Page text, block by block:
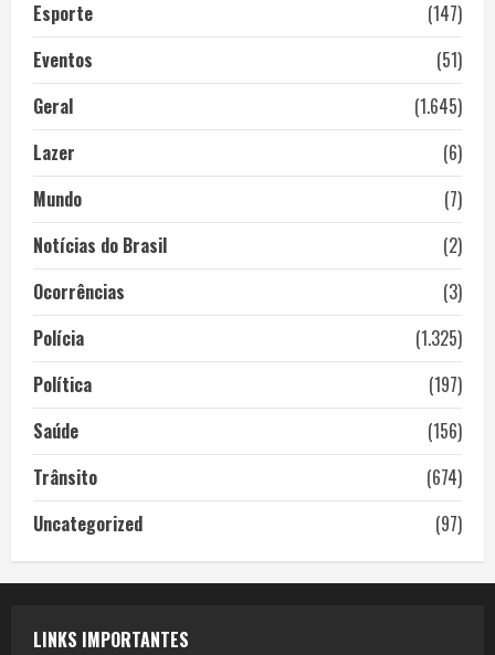
Esporte
(147)
Eventos
(51)
Geral
(1.645)
Lazer
(6)
Mundo
(7)
Notícias do Brasil
(2)
Ocorrências
(3)
Polícia
(1.325)
Política
(197)
Saúde
(156)
Trânsito
(674)
Uncategorized
(97)
LINKS IMPORTANTES